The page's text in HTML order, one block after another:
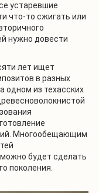
устаревшие
что-то сжигать или
нужно довести
лет ищет
в разных
одном из техасских
Многообещающим
можно будет сделать
поколения.